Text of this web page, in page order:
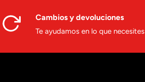
Cambios y devoluciones
Te ayudamos en lo que necesites